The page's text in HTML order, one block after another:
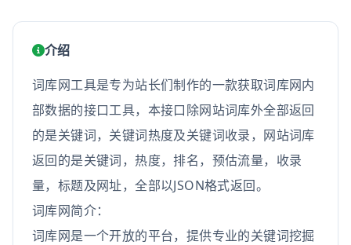
介绍
词库网工具是专为站长们制作的一款获取词库网内
部数据的接口工具，本接口除网站词库外全部返回
的是关键词，关键词热度及关键词收录，网站词库
返回的是关键词，热度，排名，预估流量，收录
量，标题及网址，全部以JSON格式返回。
词库网简介：
词库网是一个开放的平台，提供专业的关键词挖掘